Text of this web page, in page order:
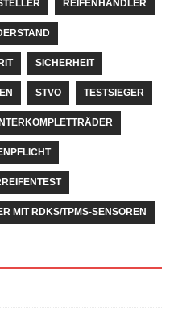
REIFENHÄNDLER
SICHERHEIT
STVO TESTSIEGER
MIT RDKS/TPMS-SENSOREN